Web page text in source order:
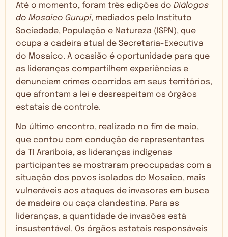
Até o momento, foram três edições do Diálogos
do Mosaico Gurupi, mediados pelo Instituto
Sociedade, População e Natureza (ISPN), que
ocupa a cadeira atual de Secretaria-Executiva
do Mosaico. A ocasião é oportunidade para que
as lideranças compartilhem experiências e
denunciem crimes ocorridos em seus territórios,
que afrontam a lei e desrespeitam os órgãos
estatais de controle.
No último encontro, realizado no fim de maio,
que contou com condução de representantes
da TI Arariboia, as lideranças indígenas
participantes se mostraram preocupadas com a
situação dos povos isolados do Mosaico, mais
vulneráveis aos ataques de invasores em busca
de madeira ou caça clandestina. Para as
lideranças, a quantidade de invasões está
insustentável. Os órgãos estatais responsáveis